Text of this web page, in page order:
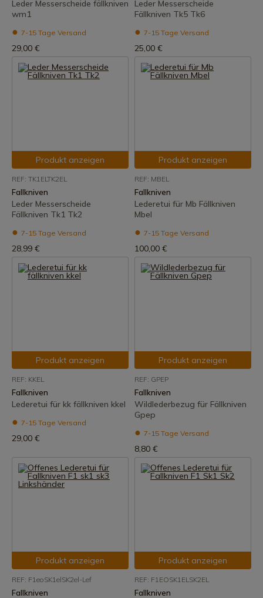
Leder Messerscheide fällkniven
wm1
7-15 Tage Versand
29,00 €
Leder Messerscheide
Fällkniven Tk5 Tk6
7-15 Tage Versand
25,00 €
Produkt anzeigen
REF: TK1ELTK2EL
Fallkniven
Leder Messerscheide
Fällkniven Tk1 Tk2
7-15 Tage Versand
28,99 €
Produkt anzeigen
REF: MBEL
Fallkniven
Lederetui für Mb Fällkniven
Mbel
7-15 Tage Versand
100,00 €
Produkt anzeigen
REF: KKEL
Fallkniven
Lederetui für kk fällkniven kkel
7-15 Tage Versand
29,00 €
Produkt anzeigen
REF: GPEP
Fallkniven
Wildlederbezug für Fällkniven
Gpep
7-15 Tage Versand
8,80 €
Produkt anzeigen
REF: F1eoSK1elSK2el-Lef
Fallkniven
Produkt anzeigen
REF: F1EOSK1ELSK2EL
Fallkniven